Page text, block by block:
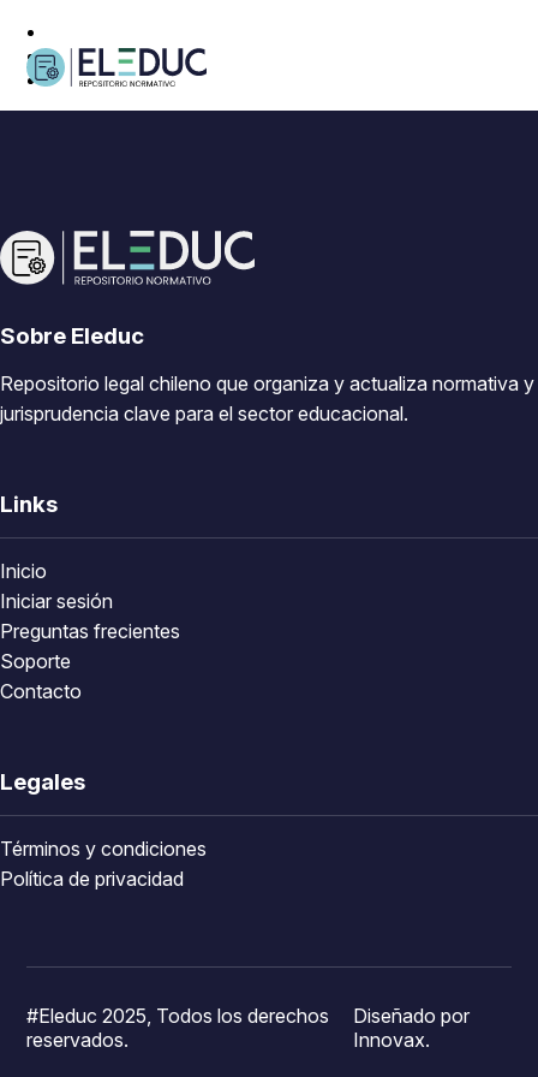
Sobre Eleduc
Repositorio legal chileno que organiza y actualiza normativa y
jurisprudencia clave para el sector educacional.
Links
Inicio
Iniciar sesión
Preguntas frecientes
Soporte
Contacto
Legales
Términos y condiciones
Política de privacidad
#Eleduc 2025, Todos los derechos
reservados.
Diseñado por
Innovax.